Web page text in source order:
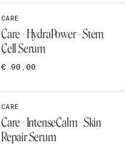
CARE
Care - HydraPower - Stem
Cell Serum
€ 90,00
CARE
Care - IntenseCalm - Skin
Repair Serum